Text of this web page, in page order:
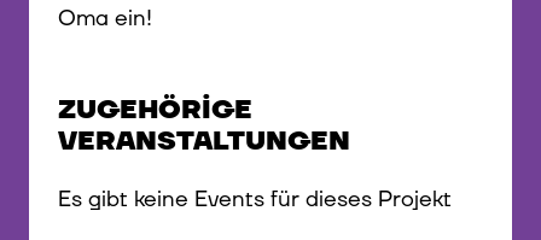
Oma ein!
ZUGEHÖRIGE
VERANSTALTUNGEN
Es gibt keine Events für dieses Projekt